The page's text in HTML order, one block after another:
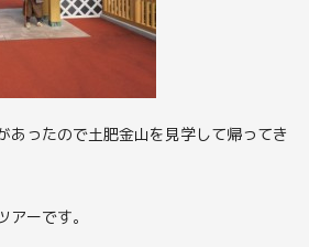
あったので土肥金山を見学して帰ってき
ーです。